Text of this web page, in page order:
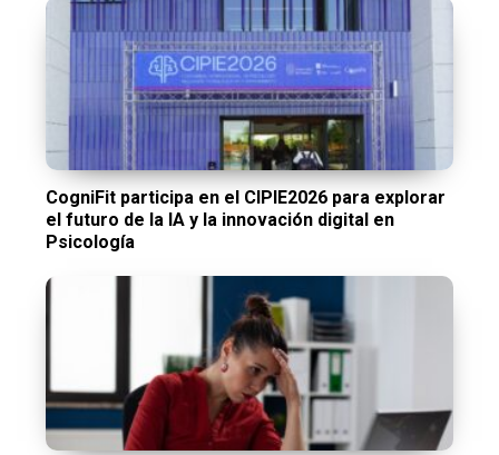
CogniFit participa en el CIPIE2026 para explorar
el futuro de la IA y la innovación digital en
Psicología